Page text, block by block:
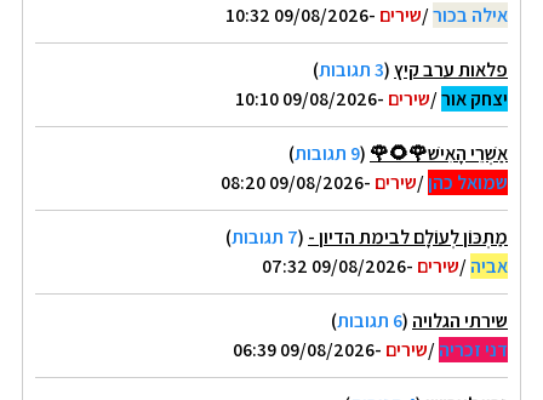
אילה בכור/שירים -09/08/2026 10:32
פלאות ערב קיץ(3 תגובות
)
יצחק אור/שירים -09/08/2026 10:10
אַשְׁרֵי הָאִישׁ🌹🌻🌹 (9 תגובות
)
שמואל כהן/שירים -09/08/2026 08:20
מַתְכּוֹן לְעוֹלָם לבימת הדיון - (7 תגובות
)
אביה/שירים -09/08/2026 07:32
שירתי הגלויה (6 תגובות
)
דני זכריה/שירים -09/08/2026 06:39